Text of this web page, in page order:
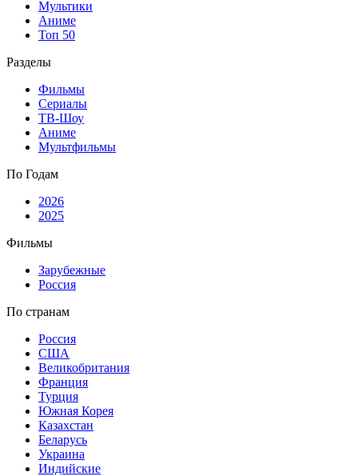
Мультики
Аниме
Топ 50
Разделы
Фильмы
Сериалы
ТВ-Шоу
Аниме
Мультфильмы
По Годам
2026
2025
Фильмы
Зарубежные
Россия
По странам
Россия
США
Великобритания
Франция
Турция
Южная Корея
Казахстан
Беларусь
Украина
Индийские